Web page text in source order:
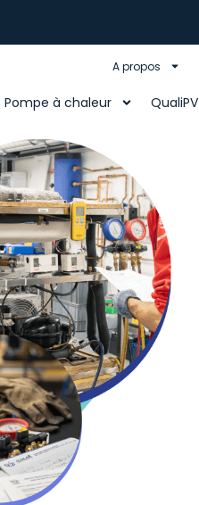
A propos
Pompe à chaleur QualiPV